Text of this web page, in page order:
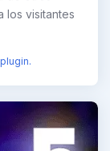
los visitantes